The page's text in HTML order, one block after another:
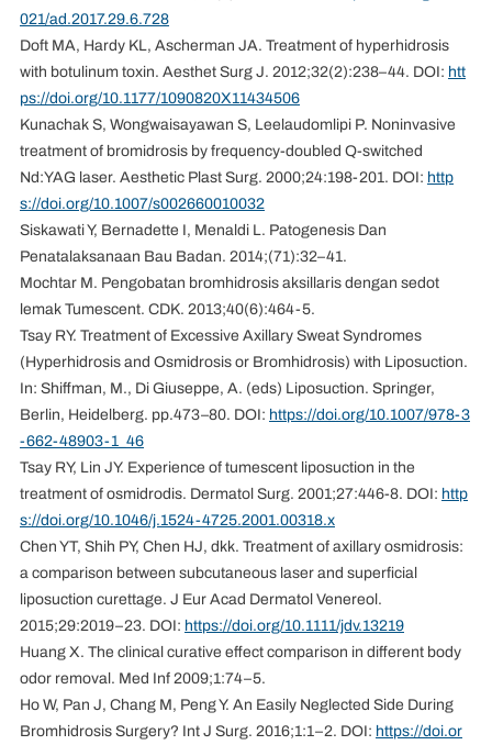
021/ad.2017.29.6.728
Doft MA, Hardy KL, Ascherman JA. Treatment of hyperhidrosis
with botulinum toxin. Aesthet Surg J. 2012;32(2):238–44. DOI:htt
ps://doi.org/10.1177/1090820X11434506
Kunachak S, Wongwaisayawan S, Leelaudomlipi P. Noninvasive
treatment of bromidrosis by frequency-doubled Q-switched
Nd:YAG laser. Aesthetic Plast Surg. 2000;24:198-201. DOI:http
s://doi.org/10.1007/s002660010032
Siskawati Y, Bernadette I, Menaldi L. Patogenesis Dan
Penatalaksanaan Bau Badan. 2014;(71):32–41.
Mochtar M. Pengobatan bromhidrosis aksillaris dengan sedot
lemak Tumescent. CDK. 2013;40(6):464-5.
Tsay RY. Treatment of Excessive Axillary Sweat Syndromes
(Hyperhidrosis and Osmidrosis or Bromhidrosis) with Liposuction.
In: Shiffman, M., Di Giuseppe, A. (eds) Liposuction. Springer,
Berlin, Heidelberg. pp.473–80. DOI:https://doi.org/10.1007/978-3
-662-48903-1_46
Tsay RY, Lin JY. Experience of tumescent liposuction in the
treatment of osmidrodis. Dermatol Surg. 2001;27:446-8. DOI:http
s://doi.org/10.1046/j.1524-4725.2001.00318.x
Chen YT, Shih PY, Chen HJ, dkk. Treatment of axillary osmidrosis:
a comparison between subcutaneous laser and superficial
liposuction curettage. J Eur Acad Dermatol Venereol.
2015;29:2019–23. DOI:https://doi.org/10.1111/jdv.13219
Huang X. The clinical curative effect comparison in different body
odor removal. Med Inf 2009;1:74–5.
Ho W, Pan J, Chang M, Peng Y. An Easily Neglected Side During
Bromhidrosis Surgery? Int J Surg. 2016;1:1–2. DOI:https://doi.or